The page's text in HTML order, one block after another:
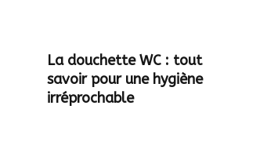
La douchette WC : tout
savoir pour une hygiène
irréprochable